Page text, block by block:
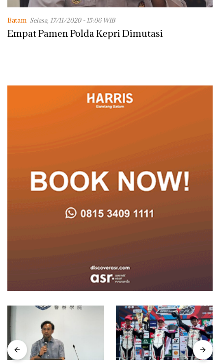
Batam Selasa, 17/11/2020 - 15:06 WIB
Empat Pamen Polda Kepri Dimutasi